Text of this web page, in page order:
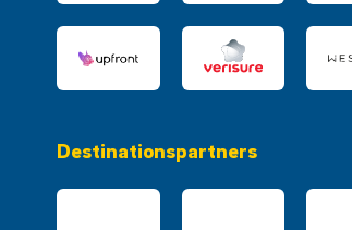
Destinationspartners